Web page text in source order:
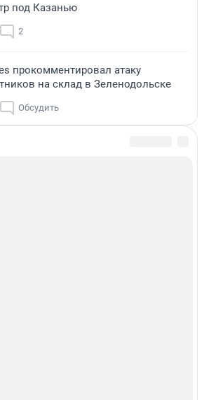
под Казанью
2
прокомментировал атаку
на склад в Зеленодольске
Обсудить